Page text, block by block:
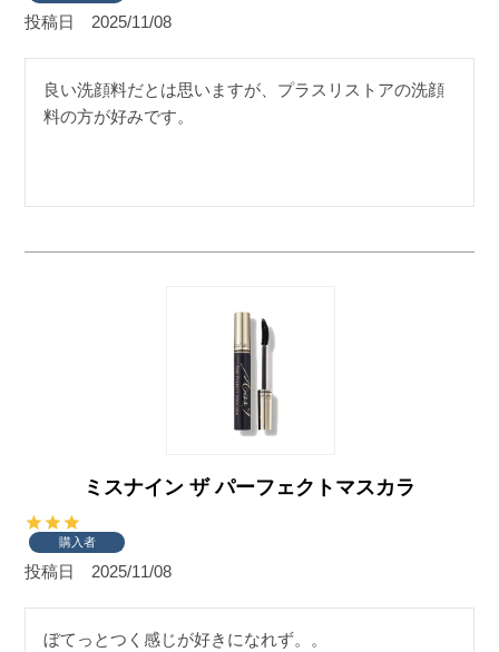
投稿日 2025/11/08
良い洗顔料だとは思いますが、プラスリストアの洗顔
料の方が好みです。
ミスナイン ザ パーフェクトマスカラ
購入者
投稿日 2025/11/08
ぼてっとつく感じが好きになれず。。